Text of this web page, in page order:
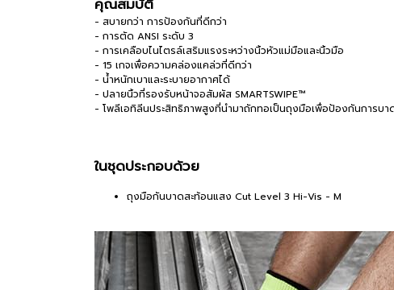
- สบายกว่า การป้องกันที่ดีกว่า
- การตัด ANSI ระดับ 3
- การเคลือบไนไตรล์เสริมแรงระหว่างนิ้วหัวแม่มือและนิ้วมือ
- 15 เกจเพื่อความคล่องแคล่วที่ดีกว่า
- น้ำหนักเบาและระบายอากาศได้
- ปลายนิ้วที่รองรับหน้าจอสัมผัส SMARTSWIPE™
- โพลีเอทิลีนประสิทธิภาพสูงที่นำมาถักทอเป็นถุงมือเพื่อป้องกันการบา
ในชุดประกอบด้วย
ถุงมือกันบาดสะท้อนแสง Cut Level 3 Hi-Vis - M